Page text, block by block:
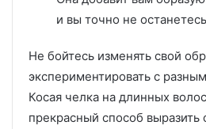
и вы точно не
Не бойтесь изменять свой
экспериментировать с
Косая челка на длинных
прекрасный способ выразить